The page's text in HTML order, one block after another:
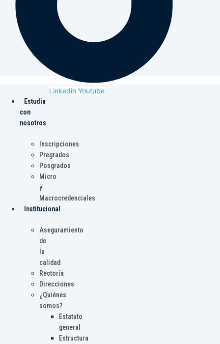
Linkedin Youtube
Estudia
con
nosotros
Inscripciones
Pregrados
Posgrados
Micro
y
Macrocredenciales
Institucional
Aseguramiento
de
la
calidad
Rectoría
Direcciones
¿Quiénes
somos?
Estatuto
general
Estructura